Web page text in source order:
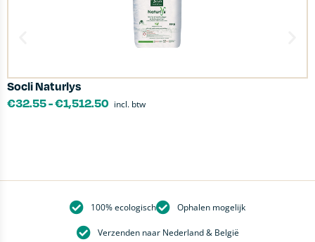
Socli Naturlys
€32.55-€1,512.50 incl. btw
100% ecologisch Ophalen mogelijk
Verzenden naar Nederland & België